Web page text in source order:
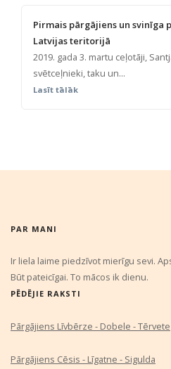
Pirmais pārgājiens un svinīga
Latvijas teritorijā
2019. gada 3. martu ceļotāji,
svētceļnieki, taku un...
Lasīt tālāk
PAR MANI
Ir liela laime piedzīvot mierīgu sevi.
Būt pateicīgai. To mācos ik dienu.
PĒDĒJIE RAKSTI
Pārgājiens Līvbērze - Dobele - Tērvete
Pārgājiens Cēsis - Līgatne - Sigulda